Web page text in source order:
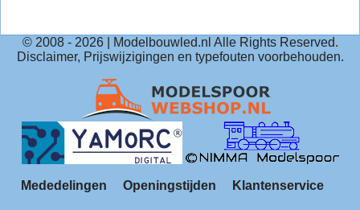
© 2008 - 2026| Modelbouwled.nl Alle Rights Reserved.
Disclaimer, Prijswijzigingen en typefouten voorbehouden.
Mededelingen Openingstijden Klantenservice